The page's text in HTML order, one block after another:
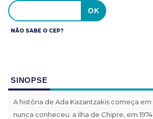
NÃO SABE O CEP?
SINOPSE
A história de Ada Kazantzakis começa
nunca conheceu: a ilha de Chipre, em